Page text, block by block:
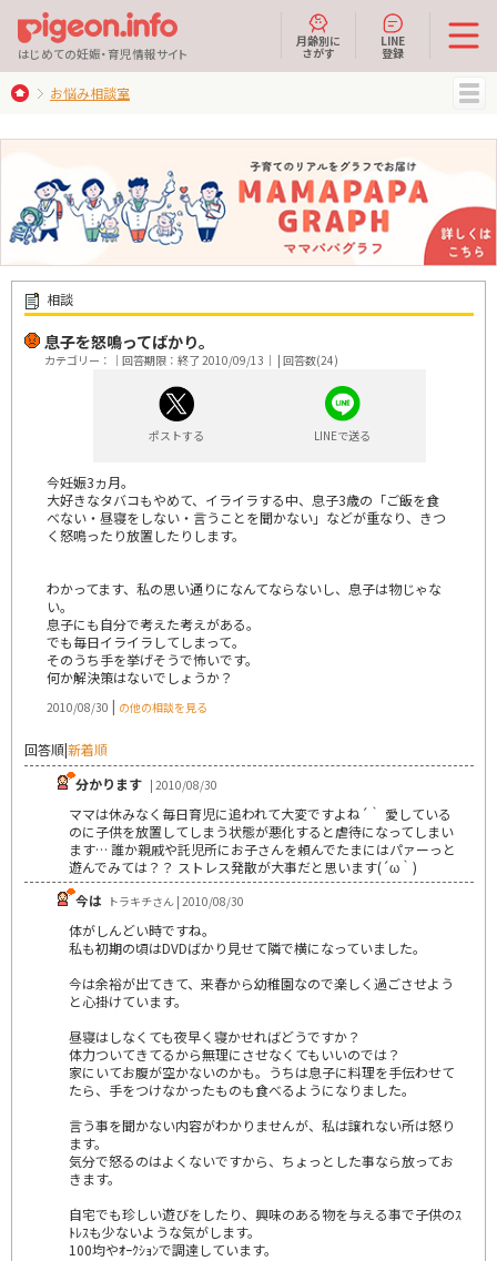
はじめての妊娠・育児情報サイト
月齢別に
さがす
LINE
登録
お悩み相談室
相談
息子を怒鳴ってばかり。
カテゴリー：｜回答期限：終了 2010/09/13｜ | 回答数(24)
ポストする LINEで送る
今妊娠3ヵ月。
大好きなタバコもやめて、イライラする中、息子3歳の「ご飯を食
べない・昼寝をしない・言うことを聞かない」などが重なり、きつ
く怒鳴ったり放置したりします。
わかってます、私の思い通りになんてならないし、息子は物じゃな
い。
息子にも自分で考えた考えがある。
でも毎日イライラしてしまって。
そのうち手を挙げそうで怖いです。
何か解決策はないでしょうか？
2010/08/30 | の他の相談を見る
回答順|新着順
分かります | 2010/08/30
ママは休みなく毎日育児に追われて大変ですよね´｀ 愛している
のに子供を放置してしまう状態が悪化すると虐待になってしまい
ます… 誰か親戚や託児所にお子さんを頼んでたまにはパァーっと
遊んでみては？？ ストレス発散が大事だと思います(´ω｀)
今は トラキチさん | 2010/08/30
体がしんどい時ですね。
私も初期の頃はDVDばかり見せて隣で横になっていました。
今は余裕が出てきて、来春から幼稚園なので楽しく過ごさせよう
と心掛けています。
昼寝はしなくても夜早く寝かせればどうですか？
体力ついてきてるから無理にさせなくてもいいのでは？
家にいてお腹が空かないのかも。うちは息子に料理を手伝わせて
たら、手をつけなかったものも食べるようになりました。
言う事を聞かない内容がわかりませんが、私は譲れない所は怒り
ます。
気分で怒るのはよくないですから、ちょっとした事なら放ってお
きます。
自宅でも珍しい遊びをしたり、興味のある物を与える事で子供のｽ
ﾄﾚｽも少ないような気がします。
100均やｵｰｸｼｮﾝで調達しています。